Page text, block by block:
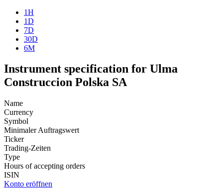
1H
1D
7D
30D
6M
Instrument specification for Ulma
Construccion Polska SA
Name
Currency
Symbol
Minimaler Auftragswert
Ticker
Trading-Zeiten
Type
Hours of accepting orders
ISIN
Konto eröffnen